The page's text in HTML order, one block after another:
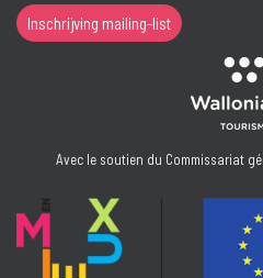
Inschrijving mailing-list
Avec le soutien du Commissariat